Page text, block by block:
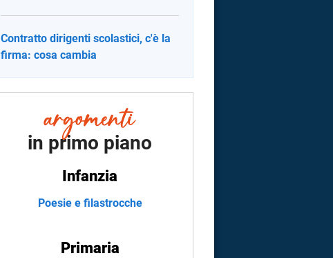
Contratto dirigenti scolastici, c'è la
firma: cosa cambia
in primo piano
Infanzia
Poesie e filastrocche
Primaria